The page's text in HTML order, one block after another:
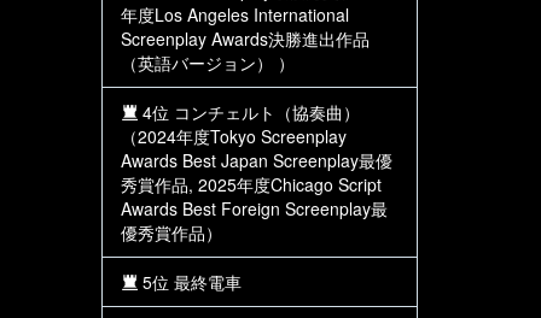
年度Los Angeles International
Screenplay Awards決勝進出作品
（英語バージョン） ）
4位 コンチェルト（協奏曲）
（2024年度Tokyo Screenplay
Awards Best Japan Screenplay最優
秀賞作品, 2025年度Chicago Script
Awards Best Foreign Screenplay最
優秀賞作品）
5位 最終電車